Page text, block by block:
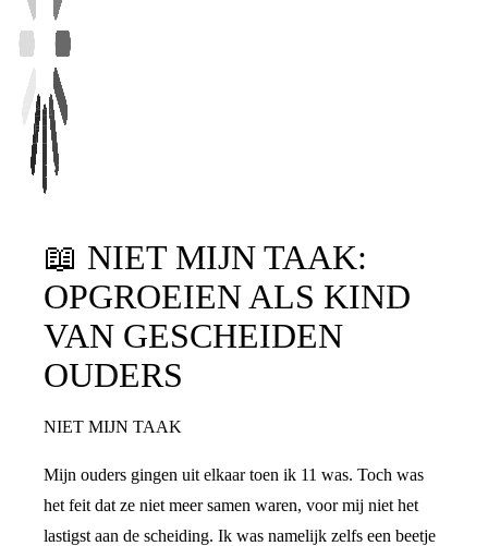
RECHTEN
📖 NIET MIJN TAAK:
OPGROEIEN ALS KIND
VAN GESCHEIDEN
OUDERS
NIET MIJN TAAK
Mijn ouders gingen uit elkaar toen ik 11 was. Toch was
het feit dat ze niet meer samen waren, voor mij niet het
lastigst aan de scheiding. Ik was namelijk zelfs een beetje